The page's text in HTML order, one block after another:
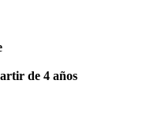
de 4 años